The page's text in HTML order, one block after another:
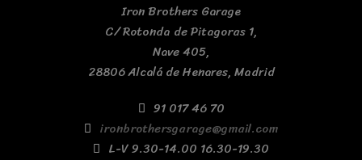
Iron Brothers Garage
C/ Rotonda de Pitagoras 1,
Nave 405,
28806 Alcalá de Henares, Madrid
91 017 46 70
ironbrothersgarage@gmail.com
L-V 9.30-14.00 16.30-19.30